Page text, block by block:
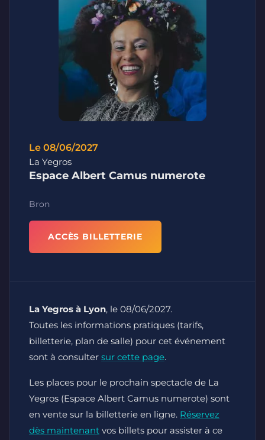
Le 08/06/2027
La Yegros
Espace Albert Camus numerote
Bron
ACCÈS BILLETTERIE
La Yegros à Lyon, le 08/06/2027.
Toutes les informations pratiques (tarifs,
billetterie, plan de salle) pour cet événement
sont à consulter sur cette page.
Les places pour le prochain spectacle de La
Yegros (Espace Albert Camus numerote) sont
en vente sur la billetterie en ligne. Réservez
dès maintenant vos billets pour assister à ce